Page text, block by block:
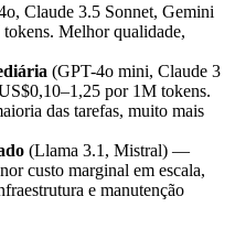
Claude 3.5 Sonnet, Gemini
Melhor qualidade,
(GPT-4o mini, Claude 3
por 1M tokens.
das tarefas, muito mais
(Llama 3.1, Mistral) —
custo marginal em escala,
e manutenção